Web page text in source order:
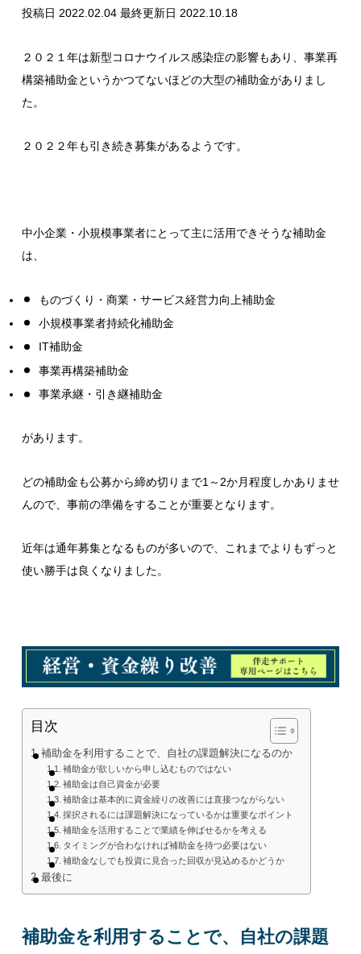
投稿日 2022.02.04 最終更新日 2022.10.18
２０２１年は新型コロナウイルス感染症の影響もあり、事業再
構築補助金というかつてないほどの大型の補助金がありまし
た。
２０２２年も引き続き募集があるようです。
中小企業・小規模事業者にとって主に活用できそうな補助金
は、
ものづくり・商業・サービス経営力向上補助金
小規模事業者持続化補助金
IT補助金
事業再構築補助金
事業承継・引き継補助金
があります。
どの補助金も公募から締め切りまで1～2か月程度しかありませ
んので、事前の準備をすることが重要となります。
近年は通年募集となるものが多いので、これまでよりもずっと
使い勝手は良くなりました。
目次
補助金を利用することで、自社の課題解決になるのか
補助金が欲しいから申し込むものではない
補助金は自己資金が必要
補助金は基本的に資金繰りの改善には直接つながらない
採択されるには課題解決になっているかは重要なポイント
補助金を活用することで業績を伸ばせるかを考える
タイミングが合わなければ補助金を待つ必要はない
補助金なしでも投資に見合った回収が見込めるかどうか
最後に
補助金を利用することで、自社の課題